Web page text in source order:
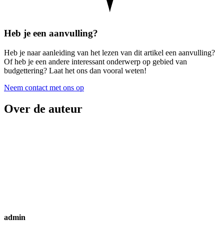
Heb je een aanvulling?
Heb je naar aanleiding van het lezen van dit artikel een aanvulling?
Of heb je een andere interessant onderwerp op gebied van
budgettering? Laat het ons dan vooral weten!
Neem contact met ons op
Over de auteur
admin